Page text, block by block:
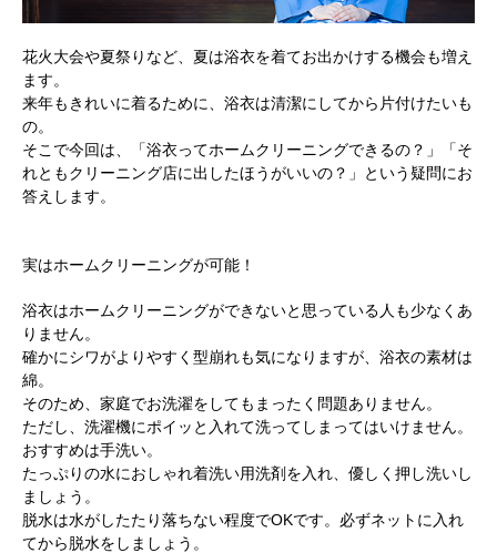
花火大会や夏祭りなど、夏は浴衣を着てお出かけする機会も増え
ます。
来年もきれいに着るために、浴衣は清潔にしてから片付けたいも
の。
そこで今回は、「浴衣ってホームクリーニングできるの？」「そ
れともクリーニング店に出したほうがいいの？」という疑問にお
答えします。
実はホームクリーニングが可能！
浴衣はホームクリーニングができないと思っている人も少なくあ
りません。
確かにシワがよりやすく型崩れも気になりますが、浴衣の素材は
綿。
そのため、家庭でお洗濯をしてもまったく問題ありません。
ただし、洗濯機にポイッと入れて洗ってしまってはいけません。
おすすめは手洗い。
たっぷりの水におしゃれ着洗い用洗剤を入れ、優しく押し洗いし
ましょう。
脱水は水がしたたり落ちない程度でOKです。必ずネットに入れ
てから脱水をしましょう。